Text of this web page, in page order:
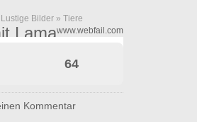
Lustige Bilder » Tiere
Lamawww.webfail.com
64
Kommentar